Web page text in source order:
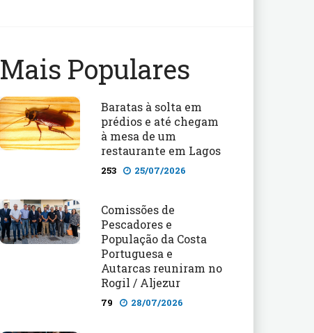
Mais Populares
Baratas à solta em
prédios e até chegam
à mesa de um
restaurante em Lagos
253 25/07/2026
Comissões de
Pescadores e
População da Costa
Portuguesa e
Autarcas reuniram no
Rogil / Aljezur
79 28/07/2026